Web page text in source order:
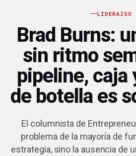
LIDERAZGO
Brad Burns:
sin ritmo
pipeline, caja
de botella es
El columnista de
problema de la mayoría de
estrategia, sino la ausencia de